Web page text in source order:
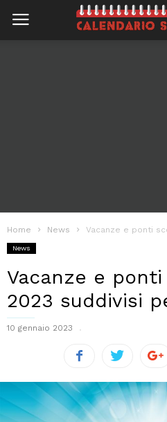
Home News Vacanze e ponti
News
Vacanze e
2023 suddivisi
10 gennaio 2023